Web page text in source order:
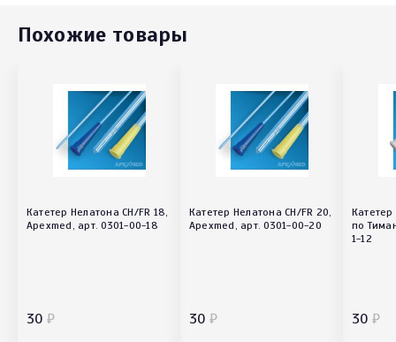
Похожие товары
Катетер Нелатона СН/FR 18,
Apexmed, арт. 0301-00-18
30 ₽
Катетер Нелатона СН/FR 20,
Apexmed, арт. 0301-00-20
30 ₽
по
1-12
30 ₽